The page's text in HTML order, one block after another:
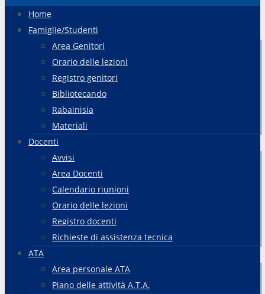
contenuto
Home
Famiglie/Studenti
Area Genitori
Orario delle lezioni
Registro genitori
Bibliotecando
Rabainisia
Materiali
Docenti
Avvisi
Area Docenti
Calendario riunioni
Orario delle lezioni
Registro docenti
Richieste di assistenza tecnica
ATA
Area personale ATA
Piano delle attività A.T.A.